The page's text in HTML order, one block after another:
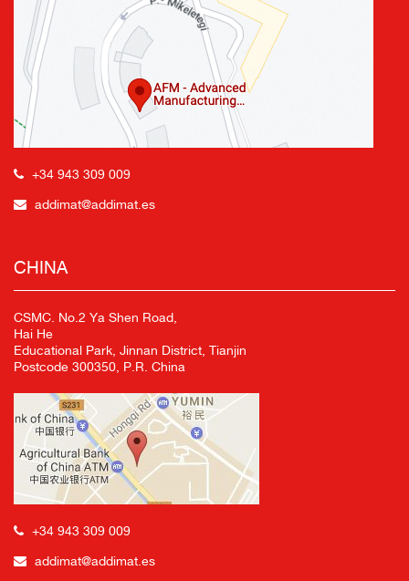
+34 943 309 009
addimat@addimat.es
CHINA
CSMC. No.2 Ya Shen Road,
Hai He
Educational Park, Jinnan District, Tianjin
Postcode 300350, P.R. China
+34 943 309 009
addimat@addimat.es